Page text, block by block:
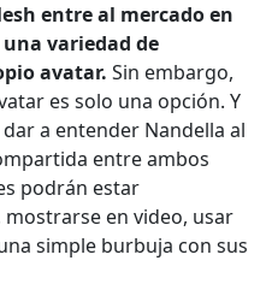
entre al mercado en
variedad de
avatar. Sin embargo,
es solo una opción. Y
a entender Nandella al
entre ambos
podrán estar
en video, usar
simple burbuja con sus